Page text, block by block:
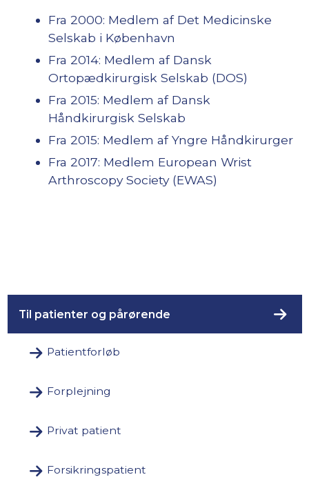
Fra 2000: Medlem af Det Medicinske
Selskab i København
Fra 2014: Medlem af Dansk
Ortopædkirurgisk Selskab (DOS)
Fra 2015: Medlem af Dansk
Håndkirurgisk Selskab
Fra 2015: Medlem af Yngre Håndkirurger
Fra 2017: Medlem European Wrist
Arthroscopy Society (EWAS)
Til patienter og pårørende
Patientforløb
Forplejning
Privat patient
Forsikringspatient